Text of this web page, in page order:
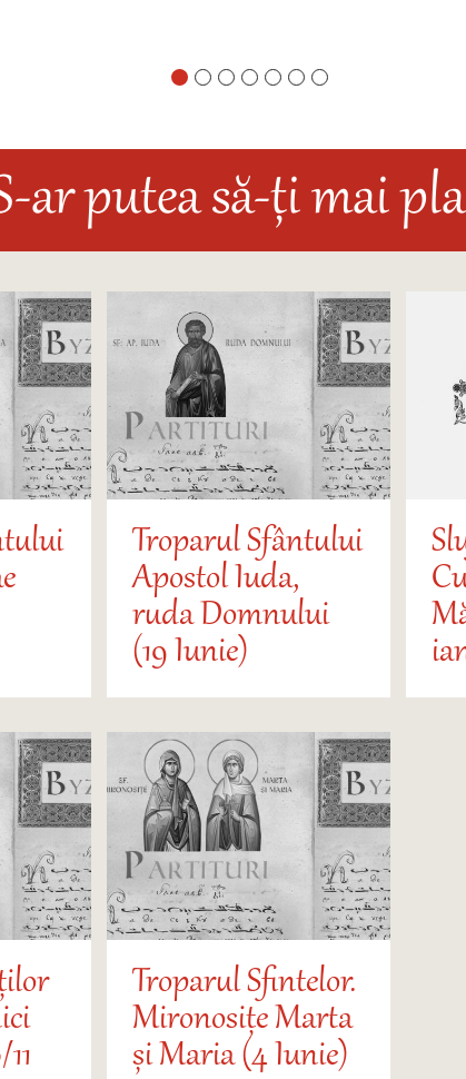
ar putea să-ți mai
Troparul Sfântului
Apostol Iuda,
ruda Domnului
(19 Iunie)
Troparul Sfintelor.
Mironosițe Marta
și Maria (4 Iunie)